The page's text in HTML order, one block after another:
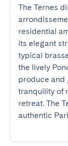
The Ternes
residential
its elegant
typical
the lively
produce and
tranquility of
retreat. The
authentic